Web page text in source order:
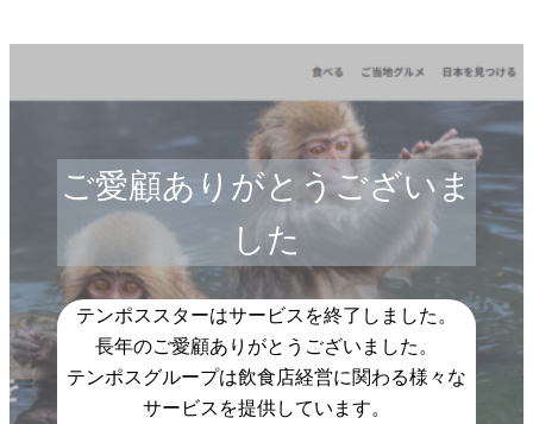
ご愛顧ありがとうございま
した
テンポススターはサービスを終了しました。
長年のご愛顧ありがとうございました。
テンポスグループは飲食店経営に関わる様々な
サービスを提供しています。